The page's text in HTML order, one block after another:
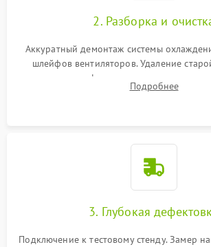
2. Разборка и
Аккуратный демонтаж системы
шлейфов вентиляторов. Удаление
кристалла графического чипа и
памяти и зоны VRM. Очистка платы от
Подробнее
3. Глубокая
Подключение к тестовому стенду. Замер